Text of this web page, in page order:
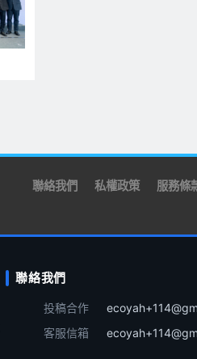
聯絡我們 私權政策 服務條
聯絡我們
投稿合作
客服信箱